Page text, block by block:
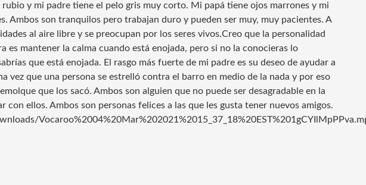
y mi padre tiene el pelo gris muy corto. Mi papá tiene ojos marrones y mi
Ambos son tranquilos pero trabajan duro y pueden ser muy, muy pacientes. A
al aire libre y se preocupan por los seres vivos.Creo que la personalidad
es mantener la calma cuando está enojada, pero si no la conocieras lo
que está enojada. El rasgo más fuerte de mi padre es su deseo de ayudar a
vez que una persona se estrelló contra el barro en medio de la nada y por eso
que los sacó. Ambos son alguien que no puede ser desagradable en la
con ellos. Ambos son personas felices a las que les gusta tener nuevos amigos.